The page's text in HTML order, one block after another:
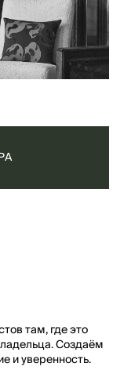
там, где это
Создаём
и уверенность.